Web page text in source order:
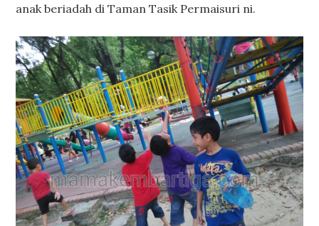
anak beriadah di Taman Tasik Permaisuri ni.